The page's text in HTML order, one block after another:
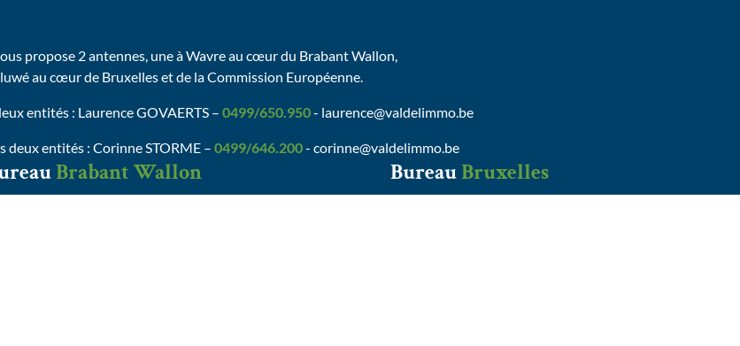
propose 2 antennes, une à Wavre au cœur du Brabant Wallon,
au cœur de Bruxelles et de la Commission Européenne.
entités : Laurence GOVAERTS – 0499/650.950- laurence@valdelimmo.be
deux entités : Corinne STORME – 0499/646.200- corinne@valdelimmo.be
Brabant Wallon BureauBruxelles